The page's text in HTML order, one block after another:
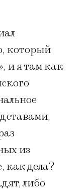
который
и я там как
из
как дела?
либо